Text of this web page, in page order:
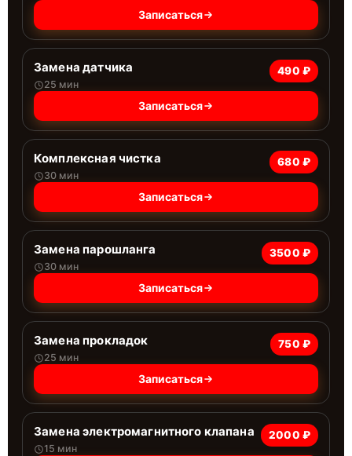
Записаться
Замена датчика
25 мин
490 ₽
Записаться
Комплексная чистка
30 мин
680 ₽
Записаться
Замена парошланга
30 мин
3500 ₽
Записаться
Замена прокладок
25 мин
750 ₽
Записаться
Замена электромагнитного клапана
15 мин
2000 ₽